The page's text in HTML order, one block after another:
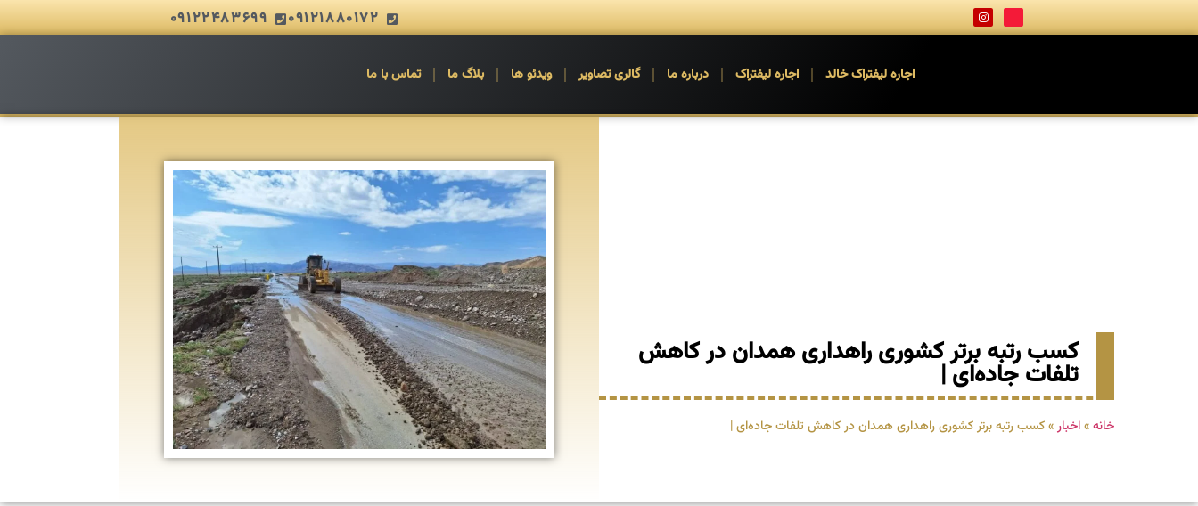
09121880172
09122483699
اجاره لیفتراک خالد اجاره لیفتراک درباره ما گالری تصاویر ویدئو ها بلاگ ما تماس با ما
کسب رتبه برتر کشوری راهداری همدان در کاهش
تلفات جاده‌ای |
خانه»اخبار»کسب رتبه برتر کشوری راهداری همدان در کاهش تلفات جاده‌ای |